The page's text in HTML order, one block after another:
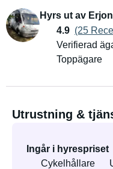
Hyrs ut av Erjon
4.9 (25
Verifierad
Toppägare
Utrustning &
Ingår i hyrespriset
Cykelhållare